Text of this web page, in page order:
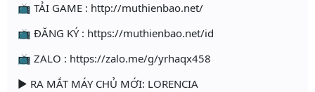
📺 TẢI GAME : http://muthienbao.net/
📺 ĐĂNG KÝ : https://muthienbao.net/id
📺 ZALO : https://zalo.me/g/yrhaqx458
► RA MẮT MÁY CHỦ MỚI: LORENCIA